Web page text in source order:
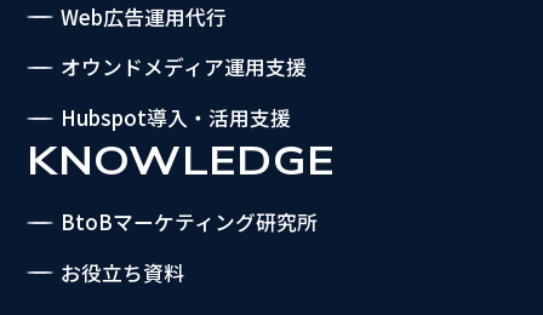
Web広告運用代行
オウンドメディア運用支援
Hubspot導入・活用支援
KNOWLEDGE
BtoBマーケティング研究所
お役立ち資料